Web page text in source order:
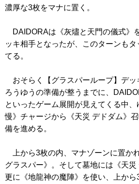
濃厚な3枚をマナに置く。
DAIDORAは 《灰燼と天門の儀式》
ッキ相手となったが、このターンも
てる。
おそらく【グラスパーループ】デッ
ろうゆうの準備が整うまでに、
といったゲーム展開が見えてくる中、
慢》 チャージから 《天災 デドダム》
備を進める。
上から3枚の内、マナゾーンに置か
グラスパー》
。そして墓地には 《天
更に
《地龍神の魔陣》 を使い、上から